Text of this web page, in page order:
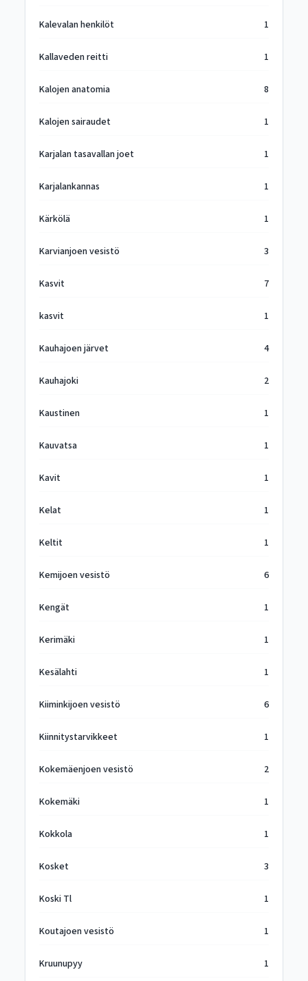
Kalevalan henkilöt 1
Kallaveden reitti 1
Kalojen anatomia 8
Kalojen sairaudet 1
Karjalan tasavallan joet 1
Karjalankannas 1
Kärkölä 1
Karvianjoen vesistö 3
Kasvit 7
kasvit 1
Kauhajoen järvet 4
Kauhajoki 2
Kaustinen 1
Kauvatsa 1
Kavit 1
Kelat 1
Keltit 1
Kemijoen vesistö 6
Kengät 1
Kerimäki 1
Kesälahti 1
Kiiminkijoen vesistö 6
Kiinnitystarvikkeet 1
Kokemäenjoen vesistö 2
Kokemäki 1
Kokkola 1
Kosket 3
Koski Tl 1
Koutajoen vesistö 1
Kruunupyy 1